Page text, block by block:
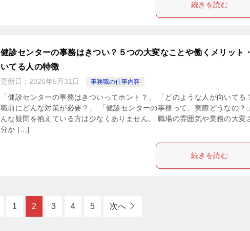
続きを読む
健診センターの事務はきつい？５つの大変なことや働くメリット
いてる人の特徴
更新日： 2026年5月31日 事務職の仕事内容
「健診センターの事務はきついってホント？」 「どのような人が向いてる
職前にどんな対策が必要？」 「健診センターの事務って、実際どうなの？
んな疑問を抱えている方は少なくありません。 職場の雰囲気や業務の大変
分か […]
続きを読む
1 2 3 4 5 次へ